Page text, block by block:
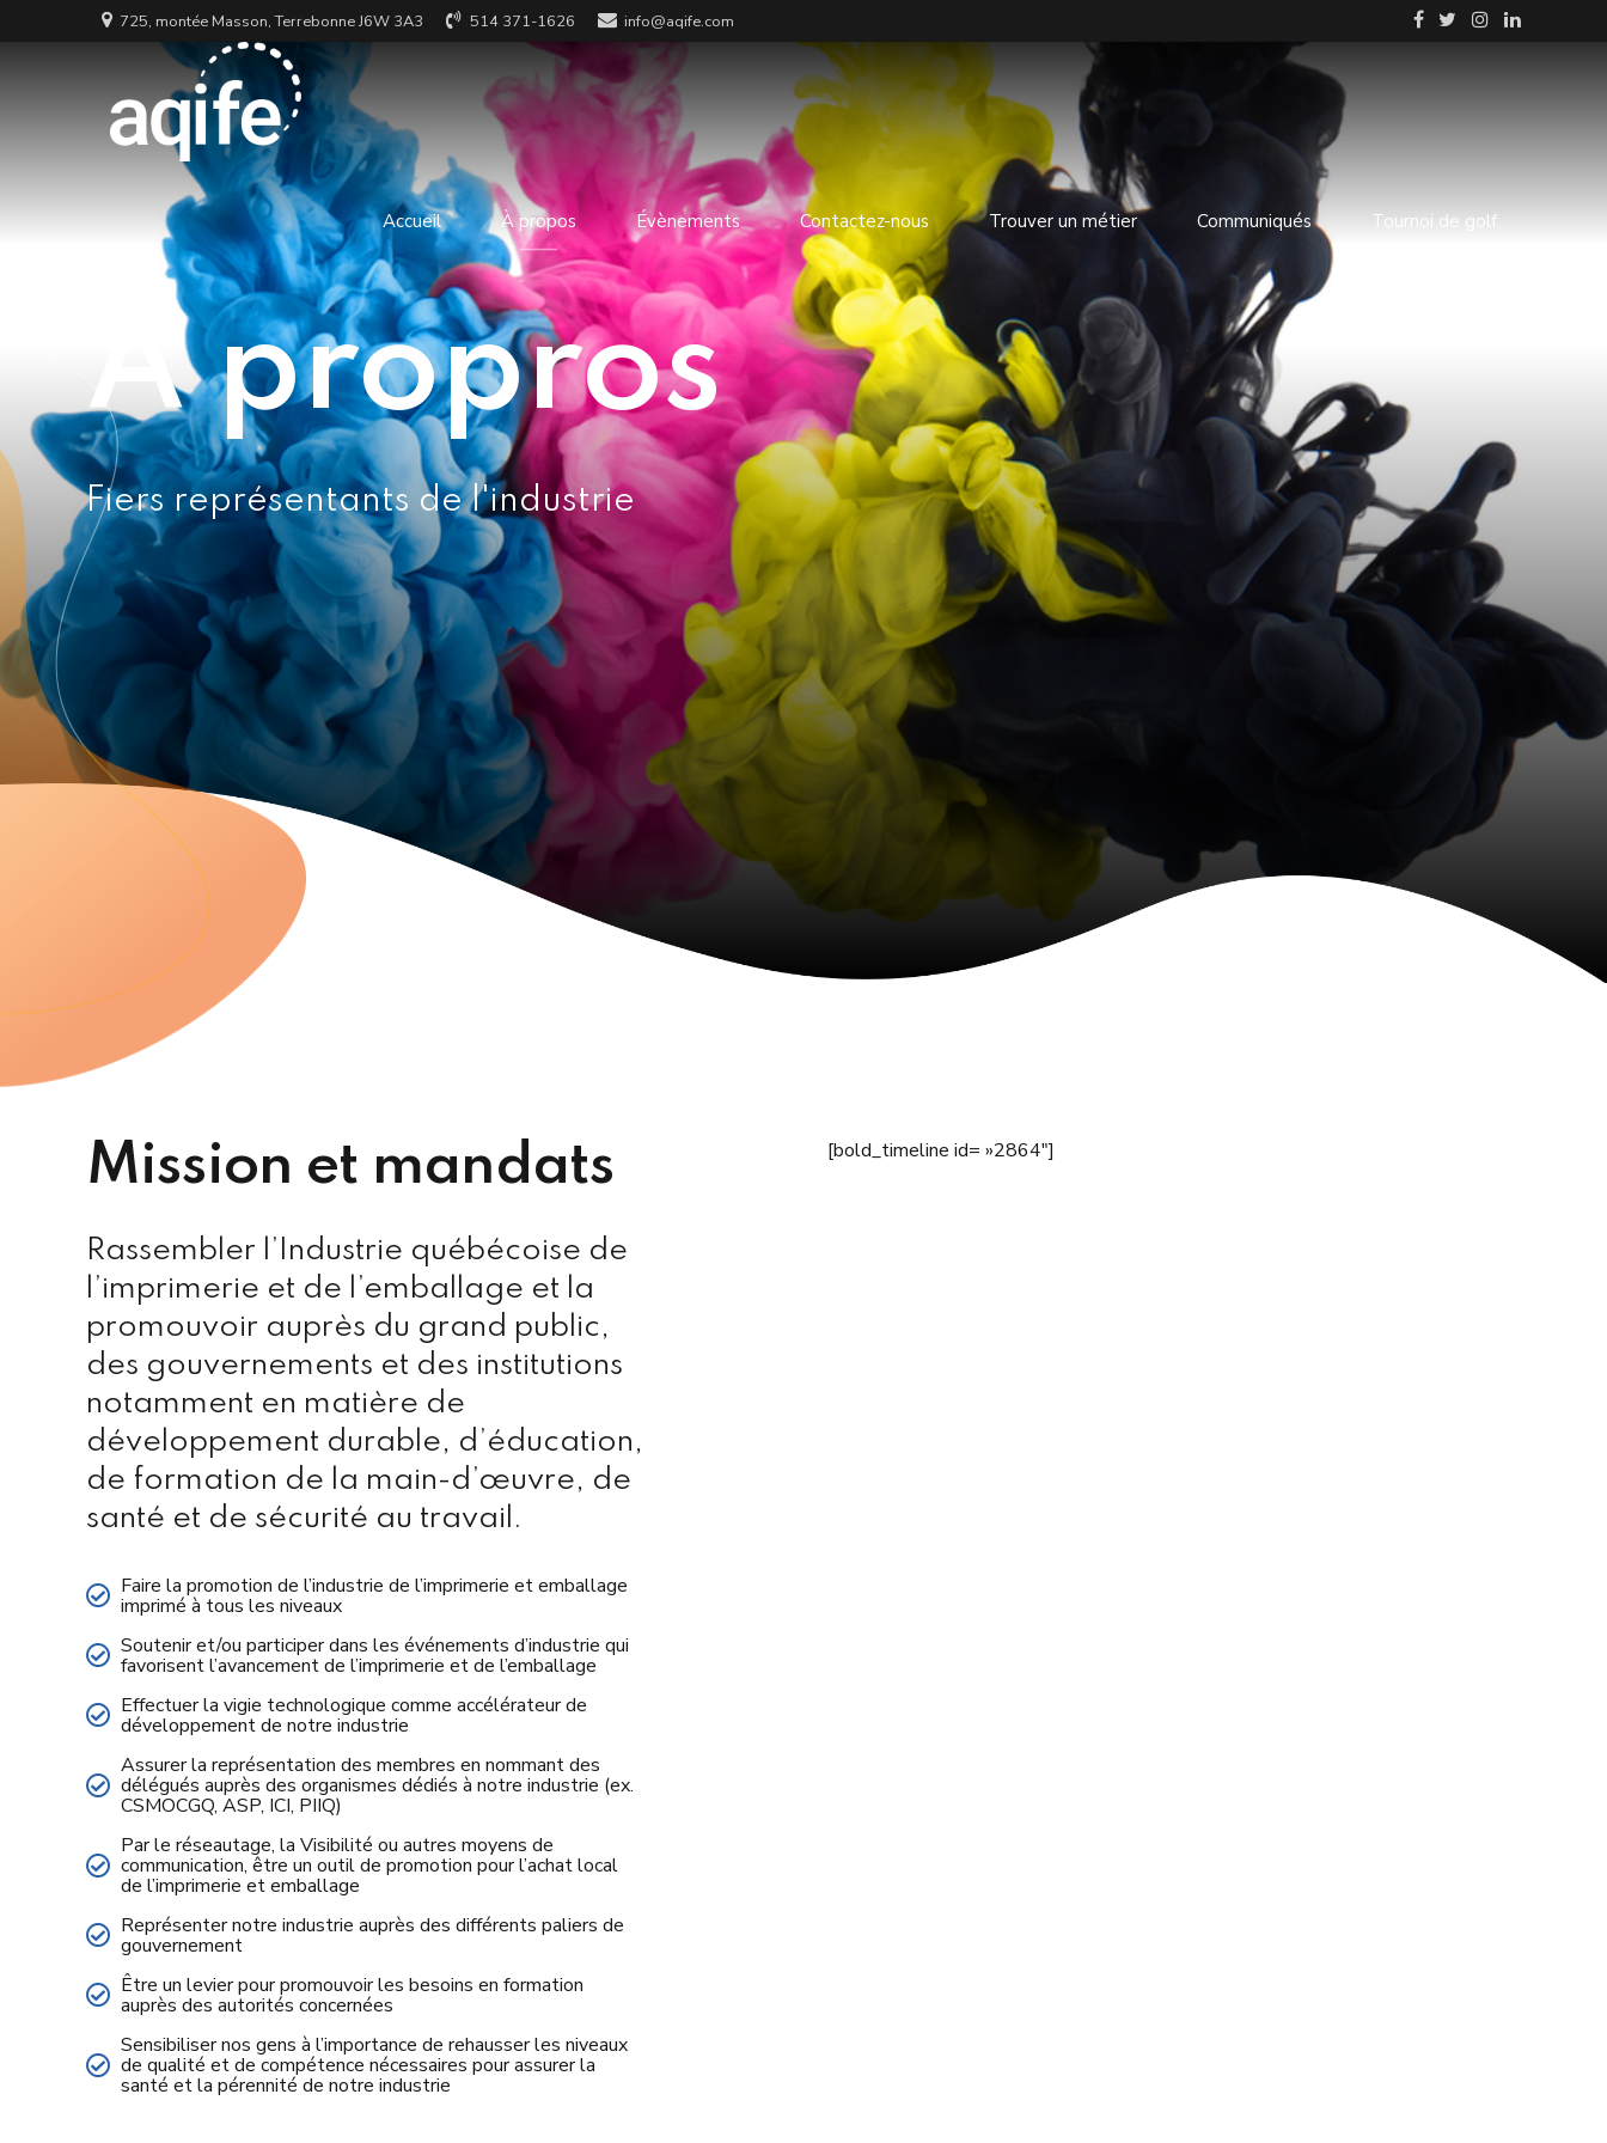
725, montée Masson, Terrebonne J6W 3A3 514 371-1626 info@aqife.com
Accueil À propos Évènements Contactez-nous Trouver un métier Communiqués Tournoi de golf
À propros
Fiers représentants de l'industrie
Mission et mandats
Rassembler l’Industrie québécoise de
l’imprimerie et de l’emballage et la
promouvoir auprès du grand public,
des gouvernements et des institutions
notamment en matière de
développement durable, d’éducation,
de formation de la main-d’œuvre, de
santé et de sécurité au travail.
Faire la promotion de l’industrie de l’imprimerie et emballage
imprimé à tous les niveaux
Soutenir et/ou participer dans les événements d’industrie qui
favorisent l’avancement de l’imprimerie et de l’emballage
Effectuer la vigie technologique comme accélérateur de
développement de notre industrie
Assurer la représentation des membres en nommant des
délégués auprès des organismes dédiés à notre industrie (ex.
CSMOCGQ, ASP, ICI, PIIQ)
Par le réseautage, la Visibilité ou autres moyens de
communication, être un outil de promotion pour l’achat local
de l’imprimerie et emballage
Représenter notre industrie auprès des différents paliers de
gouvernement
Être un levier pour promouvoir les besoins en formation
auprès des autorités concernées
Sensibiliser nos gens à l’importance de rehausser les niveaux
de qualité et de compétence nécessaires pour assurer la
santé et la pérennité de notre industrie
[bold_timeline id= »2864″]